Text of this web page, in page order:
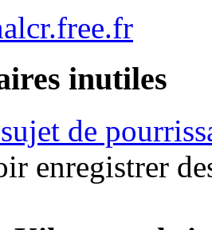
inutiles
de
enregistrer